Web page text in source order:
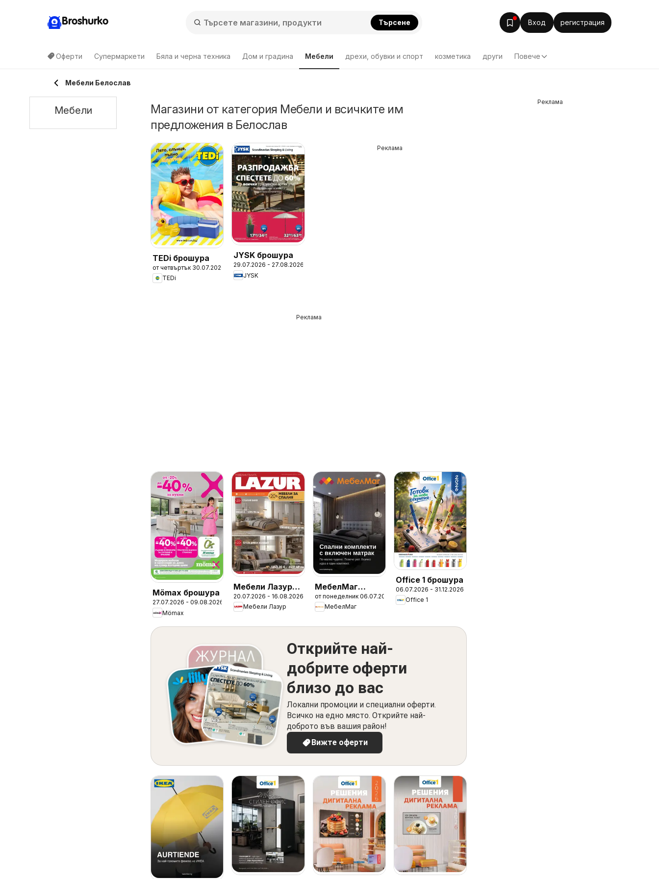
Broshurko Търсене Вход регистрация
Оферти Супермаркети Бяла и черна техника Дом и градина Мебели дрехи, обувки и спорт козметика други Повече
Мебели Белослав
Магазини от категория Мебели и всичките им
предложения в Белослав
TEDi брошура
от четвъртък 30.07.2026
TEDi
JYSK брошура
29.07.2026 - 27.08.2026
JYSK
Реклама
Реклама
Mömax брошура
27.07.2026 - 09.08.2026
Mömax
Мебели Лазур
брошура
20.07.2026 - 16.08.2026
Мебели Лазур
МебелМаг
брошура
от понеделник 06.07.2026
МебелМаг
Office 1 брошура
06.07.2026 - 31.12.2026
Office 1
Открийте най-
добрите оферти
близо до вас
Локални промоции и специални оферти.
Всичко на едно място. Открийте най-
доброто във вашия район!
Вижте оферти
Мебели
Реклама